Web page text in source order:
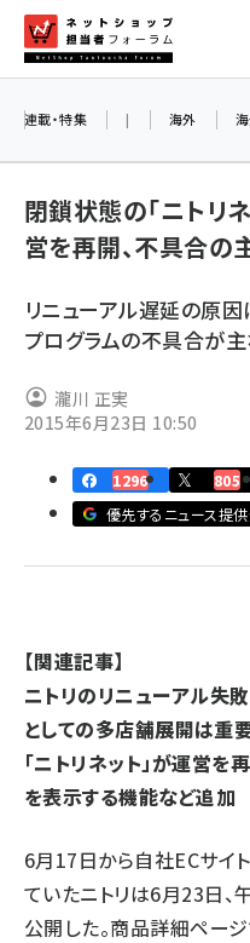
ン
ネット
yahoo (1900)
ecbeing (1207)
base (1071)
連載・特集 | 海外
閉鎖状態の「ニトリ
営を再開、不具合の
リニューアル遅延の原
プログラムの不具合が
瀧川 正実
2015年6月23日 10:50
1296 805
優先するニュース提
【関連記事】
ニトリのリニューアル失
としての多店舗展開は重
「ニトリネット」が運営
を表示する機能など追加
6月17日から自社ECサイト
ていたニトリは6月23日、
公開した。商品詳細ペー